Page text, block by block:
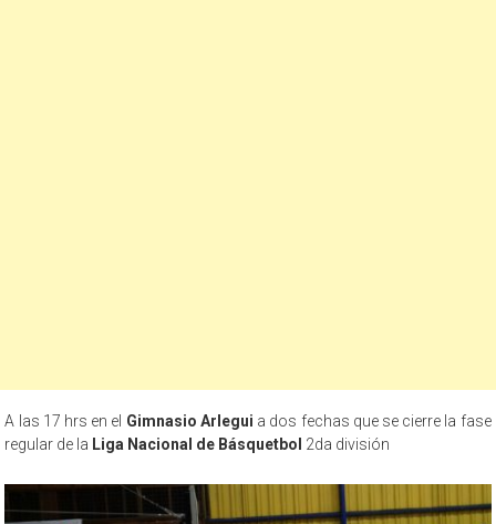
A las 17 hrs en el Gimnasio Arlegui a dos fechas que se cierre la fase
regular de la Liga Nacional de Básquetbol 2da división